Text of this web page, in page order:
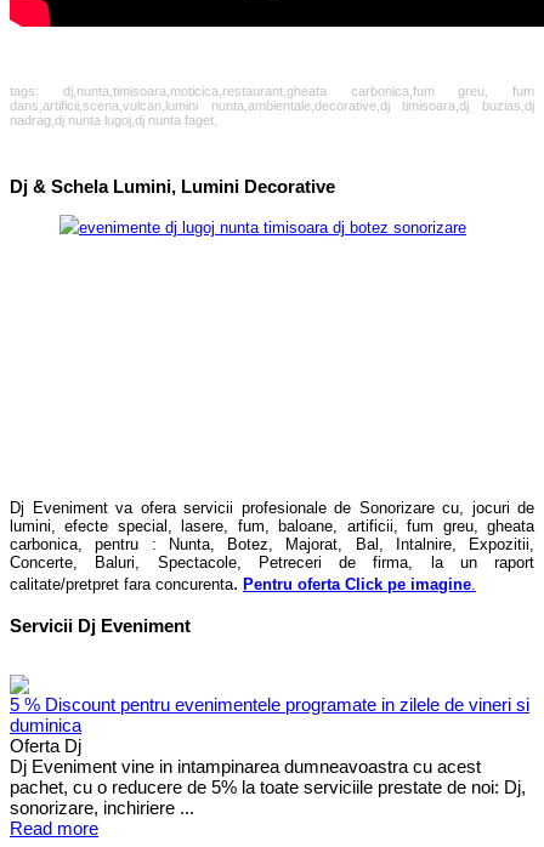
tags: dj,nunta,timisoara,moticica,restaurant,gheata carbonica,fum greu, fum
dans,artificii,scena,vulcan,lumini nunta,ambientale,decorative,dj timisoara,dj buzias,dj
nadrag,dj nunta lugoj,dj nunta faget,
Dj & Schela Lumini, Lumini Decorative
Dj Eveniment va ofera servicii profesionale de Sonorizare cu, jocuri de
lumini, efecte special, lasere, fum, baloane, artificii, fum greu, gheata
carbonica, pentru : Nunta, Botez, Majorat, Bal, Intalnire, Expozitii,
Concerte, Baluri, Spectacole, Petreceri de firma, la un raport
calitate/pretpret fara concurenta. Pentru oferta Click pe imagine
Servicii Dj Eveniment
5 % Discount pentru evenimentele programate in zilele de vineri si
duminica
Oferta Dj
Dj Eveniment vine in intampinarea dumneavoastra cu acest
pachet, cu o reducere de 5% la toate serviciile prestate de noi: Dj,
sonorizare, inchiriere ...
Read more